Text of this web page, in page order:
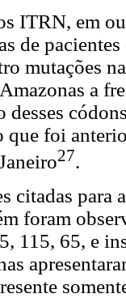
ITRN, em
de
mutações
a
desses
que foi
27.
citadas para
foram
115, 65, e